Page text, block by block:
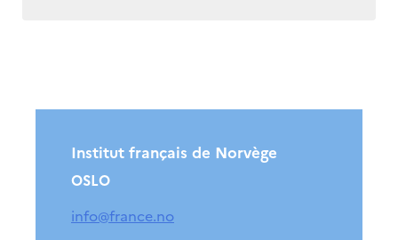
Institut français de Norvège
OSLO
info@france.no